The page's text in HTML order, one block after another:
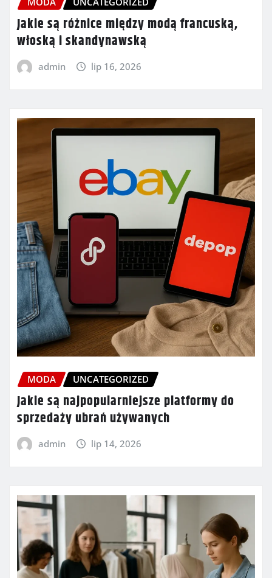
Jakie są różnice między modą francuską,
włoską i skandynawską
admin lip 16, 2026
MODA UNCATEGORIZED
Jakie są najpopularniejsze platformy do
sprzedaży ubrań używanych
admin lip 14, 2026